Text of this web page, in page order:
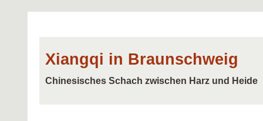
Xiangqi in Braunschweig
Chinesisches Schach zwischen Harz und Heide